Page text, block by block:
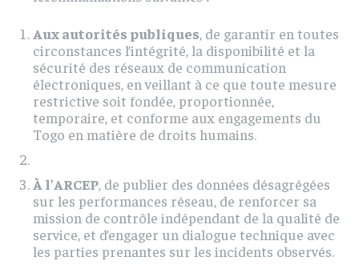
Aux autorités publiques, de garantir en toutes
circonstances l’intégrité, la disponibilité et la
sécurité des réseaux de communication
électroniques, en veillant à ce que toute mesure
restrictive soit fondée, proportionnée,
temporaire, et conforme aux engagements du
Togo en matière de droits humains.
À l’ARCEP, de publier des données désagrégées
sur les performances réseau, de renforcer sa
mission de contrôle indépendant de la qualité de
service, et d’engager un dialogue technique avec
les parties prenantes sur les incidents observés.